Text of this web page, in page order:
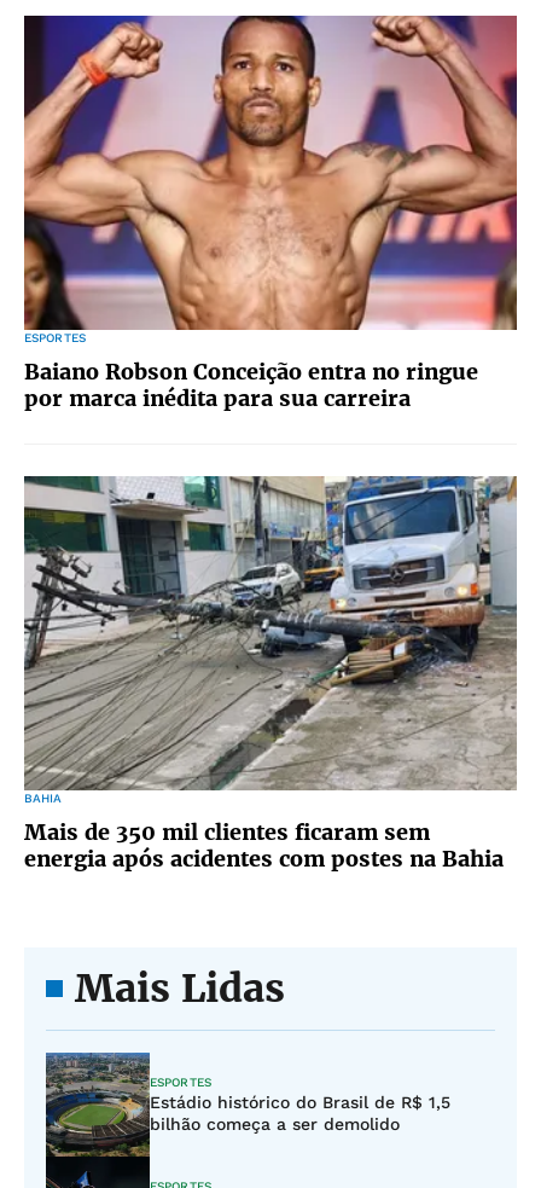
ESPORTES
Baiano Robson Conceição entra no ringue
por marca inédita para sua carreira
BAHIA
Mais de 350 mil clientes ficaram sem
energia após acidentes com postes na Bahia
Mais Lidas
ESPORTES
Estádio histórico do Brasil de R$ 1,5
bilhão começa a ser demolido